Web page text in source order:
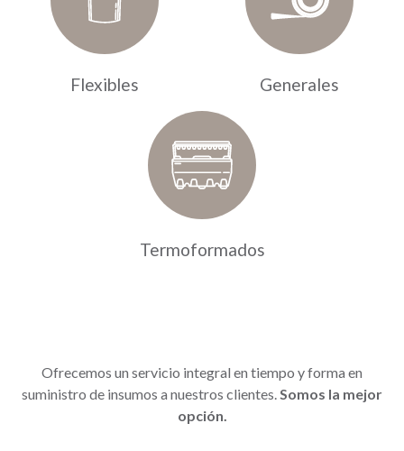
Flexibles Generales
Termoformados
Ofrecemos un servicio integral en tiempo y forma en
suministro de insumos a nuestros clientes. Somos la mejor
opción.